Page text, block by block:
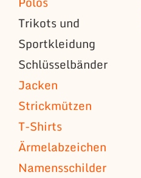
Trikots und
Sportkleidung
Schlüsselbänder
Jacken
Strickmützen
T-Shirts
Ärmelabzeichen
Namensschilder